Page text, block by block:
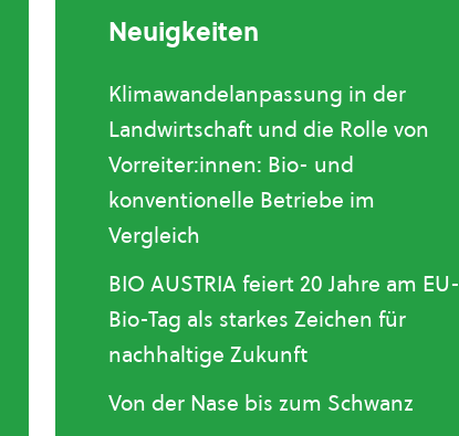
Neuigkeiten
Klimawandelanpassung in der
Landwirtschaft und die Rolle von
Vorreiter:innen: Bio- und
konventionelle Betriebe im
Vergleich
BIO AUSTRIA feiert 20 Jahre am EU-
Bio-Tag als starkes Zeichen für
nachhaltige Zukunft
Von der Nase bis zum Schwanz